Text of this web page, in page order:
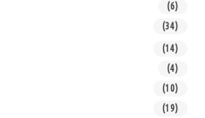
(6)
(34)
(14)
(4)
(10)
(19)